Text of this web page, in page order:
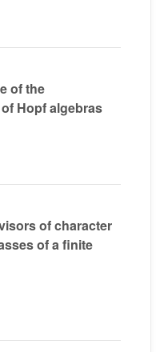
of the
Hopf algebras
of character
of a finite